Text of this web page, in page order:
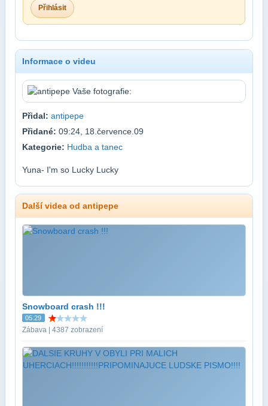
Přihlásit
Informace o videu
Přidal: antipepe
Přidané: 09:24, 18.července.09
Kategorie: Hudba a tanec
Yuna- I'm so Lucky Lucky
Další videa od antipepe
Snowboard crash !!!
05:29
Zábava | 4387 zobrazení